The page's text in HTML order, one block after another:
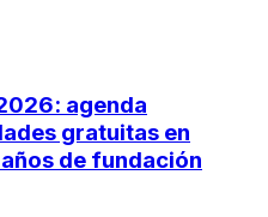
agenda
gratuitas en
de fundación